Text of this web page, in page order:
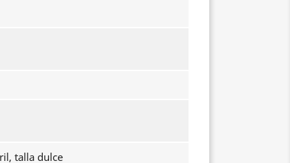
talla dulce